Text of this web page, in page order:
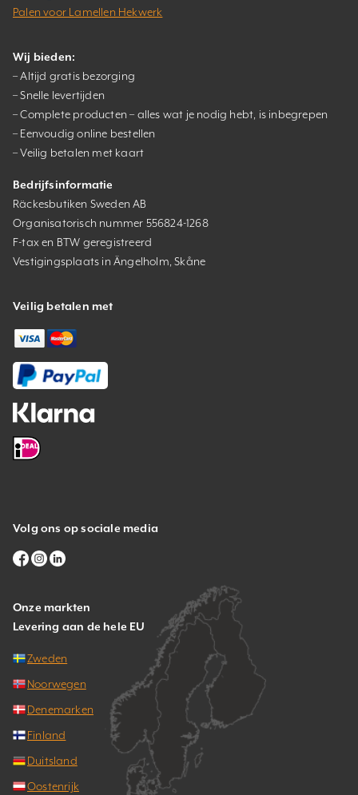
Palen voor Lamellen Hekwerk
Wij bieden:
– Altijd gratis bezorging
– Snelle levertijden
– Complete producten – alles wat je nodig hebt, is inbegrepen
– Eenvoudig online bestellen
– Veilig betalen met kaart
Bedrijfsinformatie
Räckesbutiken Sweden AB
Organisatorisch nummer 556824-1268
F-tax en BTW geregistreerd
Vestigingsplaats in Ängelholm, Skåne
Veilig betalen met
Volg ons op sociale media
Onze markten
Levering aan de hele EU
Zweden
Noorwegen
Denemarken
Finland
Duitsland
Oostenrijk